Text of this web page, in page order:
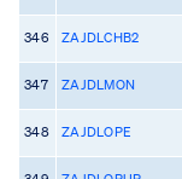
346 ZAJDLCHB2
347 ZAJDLMON
348 ZAJDLOPE